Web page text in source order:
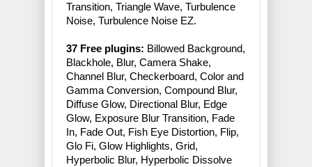
Transition, Triangle Wave, Turbulence
Noise, Turbulence Noise EZ.
37 Free plugins: Billowed Background,
Blackhole, Blur, Camera Shake,
Channel Blur, Checkerboard, Color and
Gamma Conversion, Compound Blur,
Diffuse Glow, Directional Blur, Edge
Glow, Exposure Blur Transition, Fade
In, Fade Out, Fish Eye Distortion, Flip,
Glo Fi, Glow Highlights, Grid,
Hyperbolic Blur, Hyperbolic Dissolve